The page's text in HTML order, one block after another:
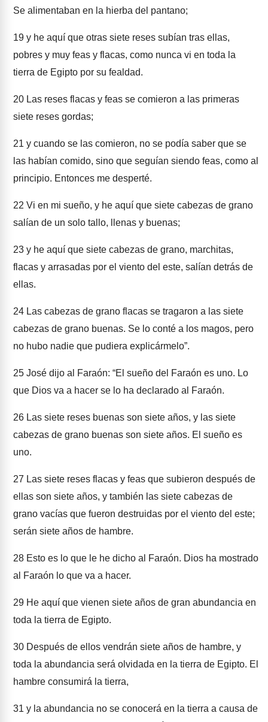
Se alimentaban en la hierba del pantano;
19 y he aquí que otras siete reses subían tras ellas,
pobres y muy feas y flacas, como nunca vi en toda la
tierra de Egipto por su fealdad.
20 Las reses flacas y feas se comieron a las primeras
siete reses gordas;
21 y cuando se las comieron, no se podía saber que se
las habían comido, sino que seguían siendo feas, como al
principio. Entonces me desperté.
22 Vi en mi sueño, y he aquí que siete cabezas de grano
salían de un solo tallo, llenas y buenas;
23 y he aquí que siete cabezas de grano, marchitas,
flacas y arrasadas por el viento del este, salían detrás de
ellas.
24 Las cabezas de grano flacas se tragaron a las siete
cabezas de grano buenas. Se lo conté a los magos, pero
no hubo nadie que pudiera explicármelo”.
25 José dijo al Faraón: “El sueño del Faraón es uno. Lo
que Dios va a hacer se lo ha declarado al Faraón.
26 Las siete reses buenas son siete años, y las siete
cabezas de grano buenas son siete años. El sueño es
uno.
27 Las siete reses flacas y feas que subieron después de
ellas son siete años, y también las siete cabezas de
grano vacías que fueron destruidas por el viento del este;
serán siete años de hambre.
28 Esto es lo que le he dicho al Faraón. Dios ha mostrado
al Faraón lo que va a hacer.
29 He aquí que vienen siete años de gran abundancia en
toda la tierra de Egipto.
30 Después de ellos vendrán siete años de hambre, y
toda la abundancia será olvidada en la tierra de Egipto. El
hambre consumirá la tierra,
31 y la abundancia no se conocerá en la tierra a causa de